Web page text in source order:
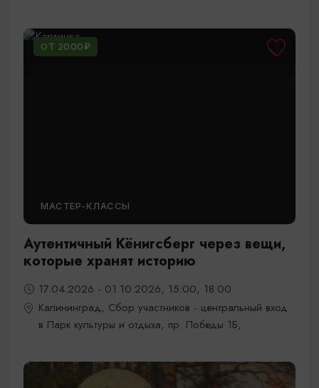
ОТ 2000₽
МАСТЕР-КЛАССЫ
Аутентичный Кёнигсберг через вещи,
которые хранят историю
17.04.2026 - 01.10.2026, 15:00, 18:00
Калининград, Сбор участников - центральный вход
в Парк культуры и отдыха, пр. Победы 1Б,